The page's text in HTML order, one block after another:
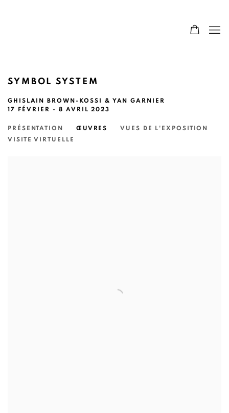
SYMBOL SYSTEM
GHISLAIN BROWN-KOSSI & YAN GARNIER
17 FÉVRIER - 8 AVRIL 2023
PRÉSENTATION ŒUVRES
VUES DE L'EXPOSITION
VISITE VIRTUELLE